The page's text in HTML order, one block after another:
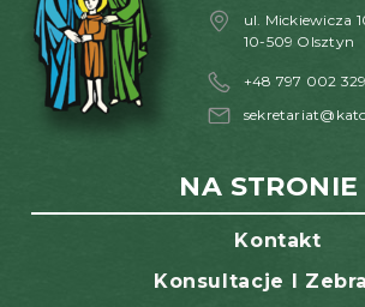
ul. Mickiewicza
10-509 Olsztyn
+48 797 002 329
NA STRONIE
Kontakt
Konsultacje I